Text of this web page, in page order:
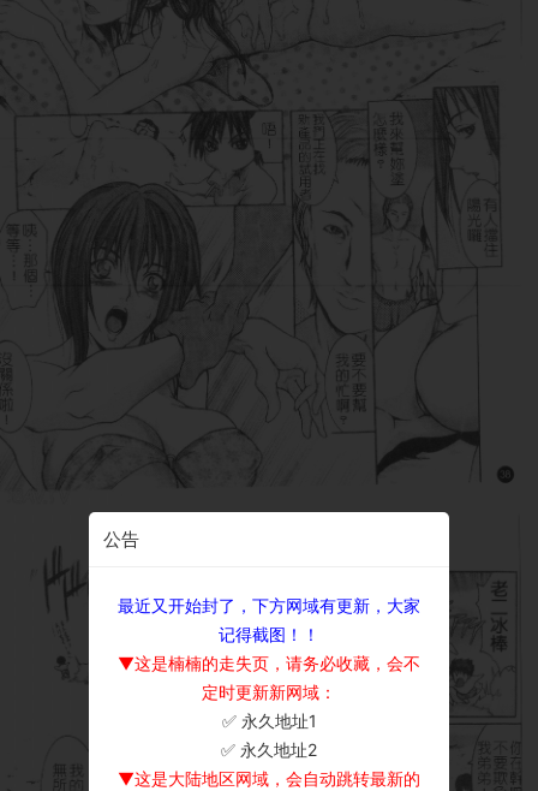
公告
最近又开始封了，下方网域有更新，大家
记得截图！！
▼这是楠楠的走失页，请务必收藏，会不
定时更新新网域：
✅ 永久地址1
✅ 永久地址2
▼这是大陆地区网域，会自动跳转最新的